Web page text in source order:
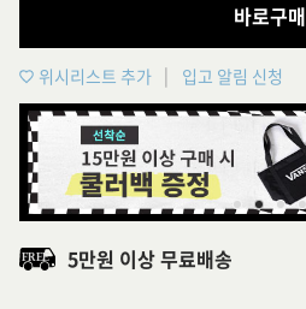
바로구매
위시리스트 추가 입고 알림 신청
5만원 이상 무료배송